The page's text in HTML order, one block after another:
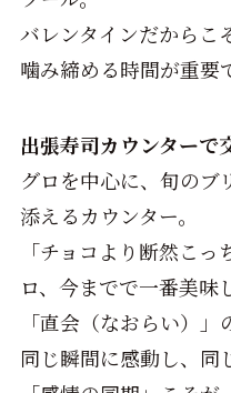
バレンタインだからこ
噛み締める時間が重要
出張寿司カウンターで
グロを中心に、旬のブ
添えるカウンター。
「チョコより断然こ
ロ、今までで一番美味
「直会（なおらい）」
同じ瞬間に感動し、同